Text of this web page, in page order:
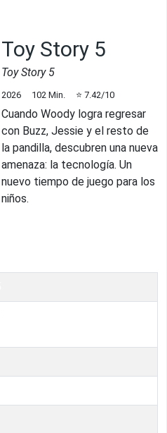
Toy Story 5
Toy Story 5
2026 102 Min. ⭐ 7.42/10
Cuando Woody logra regresar
con Buzz, Jessie y el resto de
la pandilla, descubren una nueva
amenaza: la tecnología. Un
nuevo tiempo de juego para los
niños.